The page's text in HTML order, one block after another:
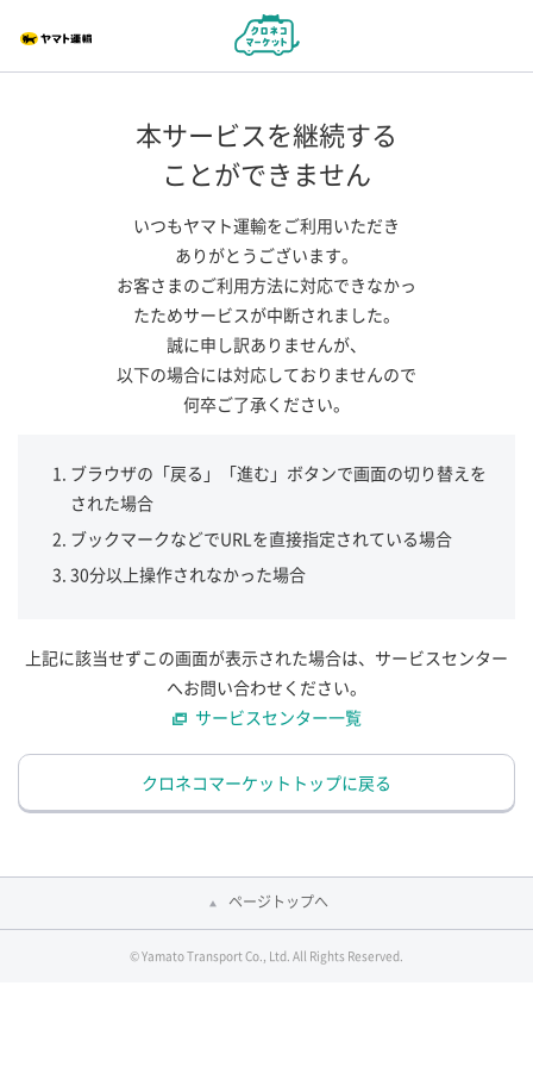
本サービスを継続する
ことができません
いつもヤマト運輸をご利用いただき
ありがとうございます。
お客さまのご利用方法に対応できなかっ
たためサービスが中断されました。
誠に申し訳ありませんが、
以下の場合には対応しておりませんので
何卒ご了承ください。
ブラウザの「戻る」「進む」ボタンで画面の切り替えを
された場合
ブックマークなどでURLを直接指定されている場合
30分以上操作されなかった場合
上記に該当せずこの画面が表示された場合は、サービスセンター
へお問い合わせください。
サービスセンター一覧
クロネコマーケットトップに戻る
ページトップへ
© Yamato Transport Co., Ltd. All Rights Reserved.